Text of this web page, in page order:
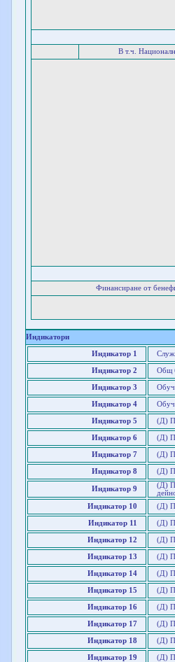
В т.ч.
Финансиране от
Индикатори
Индикатор 1
Индикатор 2 Общ
Индикатор 3
Индикатор 4
Индикатор 5 (Д)
Индикатор 6 (Д)
Индикатор 7 (Д)
Индикатор 8 (Д)
Индикатор 9
(Д)
Индикатор 10
(Д)
Индикатор 11 (Д)
Индикатор 12 (Д)
Индикатор 13 (Д)
Индикатор 14 (Д)
Индикатор 15 (Д)
Индикатор 16 (Д)
Индикатор 17 (Д)
Индикатор 18 (Д)
Индикатор 19 (Д)